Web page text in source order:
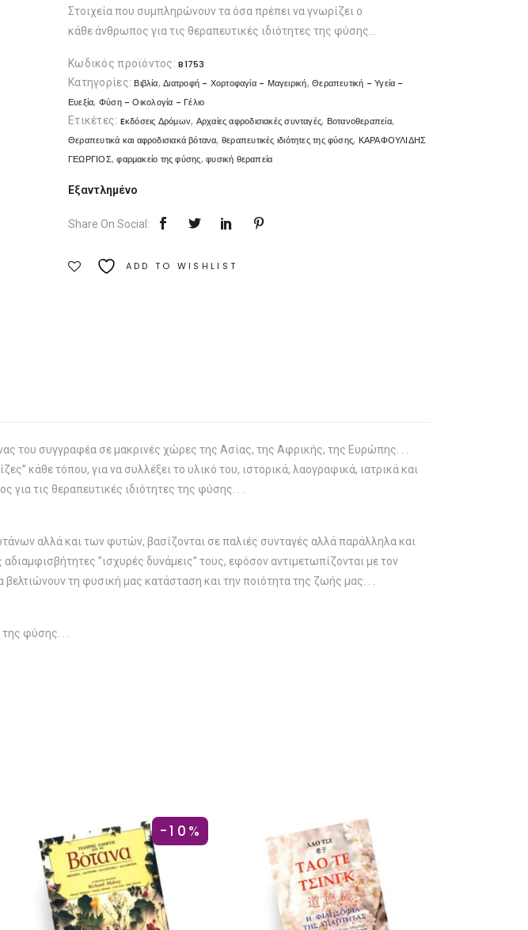
Στοιχεία που συμπληρώνουν τα όσα πρέπει να γνωρίζει ο
κάθε άνθρωπος για τις θεραπευτικές ιδιότητες της φύσης…
Κωδικός προϊόντος:B1753
Κατηγορίες: Βιβλία,Διατροφή - Χορτοφαγία - Μαγειρική,Θεραπευτική - Υγεία -
Ευεξία, Φύση - Οικολογία - Γέλιο
Ετικέτες: Eκδόσεις Δρόμων, Αρχαίες αφροδισιακές συνταγές, Βοτανοθεραπεία,
Θεραπευτικά και αφροδισιακά βότανα,θεραπευτικές ιδιότητες της φύσης, ΚΑΡΑΦΟΥΛΙΔΗΣ
ΓΕΩΡΓΙΟΣ,φαρμακείο της φύσης,φυσική θεραπεία
Εξαντλημένο
Share On Social:
ADD TO WISHLIST
του συγγραφέα σε μακρινές χώρες της Ασίας, της Αφρικής, της Ευρώπης. . .
κάθε τόπου, για να συλλέξει το υλικό του, ιστορικά, λαογραφικά, ιατρικά και
τις θεραπευτικές ιδιότητες της φύσης. . .
αλλά και των φυτών, βασίζονται σε παλιές συνταγές αλλά παράλληλα και
”ισχυρές δυνάμεις” τους, εφόσον αντιμετωπίζονται με τον
τη φυσική μας κατάσταση και την ποιότητα της ζωής μας. . .
φύσης. . .
-10%